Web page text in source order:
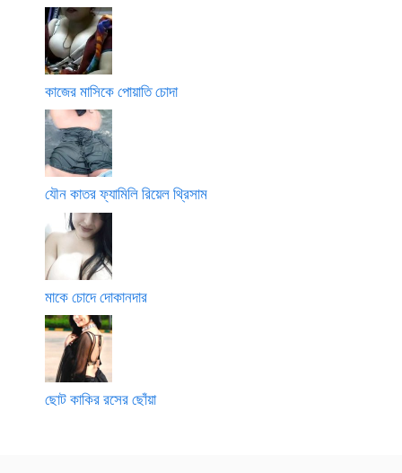
কাজের মাসিকে পোয়াতি চোদা
যৌন কাতর ফ্যামিলি রিয়েল থ্রিসাম
মাকে চোদে দোকানদার
ছোট কাকির রসের ছোঁয়া